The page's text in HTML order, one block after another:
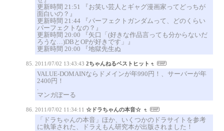
更新時間 21:51 『お笑い芸人とギャグ漫画家ってどっちが
面白いの？』
更新時間 21:44 『パーフェクトガンダムって、どのくらい
パーフェクトなの？』
更新時間 20:00 『矢口「(好きな作品言っても分からないだ
ろうな…)DBとOPが好きです」』
更新時間 20:00 『地獄先生ぬ
2011/07/02 13:43:43 2ちゃんねるベストヒット
VALUE-DOMAINならドメインが年990円！、サーバーが年
2400円！
.
マンガぽーる
2011/07/02 11:34:11 ☆ドラちゃんの本音☆
「ドラちゃんの本音」ほか、いくつかのドラサイトを参考
に執筆された、ドラえもん研究本が出版されました！